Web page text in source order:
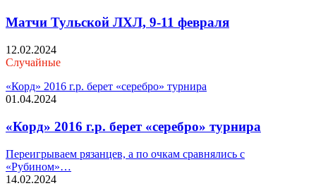
Матчи Тульской ЛХЛ, 9-11 февраля
12.02.2024
Случайные
«Корд» 2016 г.р. берет «серебро» турнира
01.04.2024
«Корд» 2016 г.р. берет «серебро» турнира
Переигрываем рязанцев, а по очкам сравнялись с
«Рубином»…
14.02.2024